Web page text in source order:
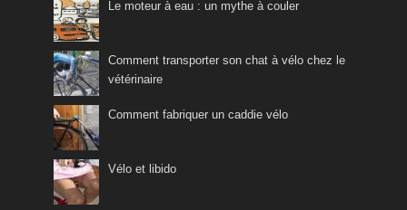
Le moteur à eau : un mythe à couler
Comment transporter son chat à vélo chez le
vétérinaire
Comment fabriquer un caddie vélo
Vélo et libido